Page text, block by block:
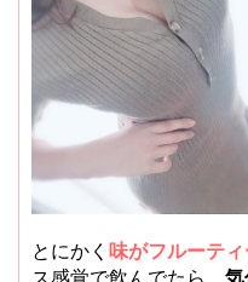
とにかく 味がフルーテ
ス感覚で飲んでたら、